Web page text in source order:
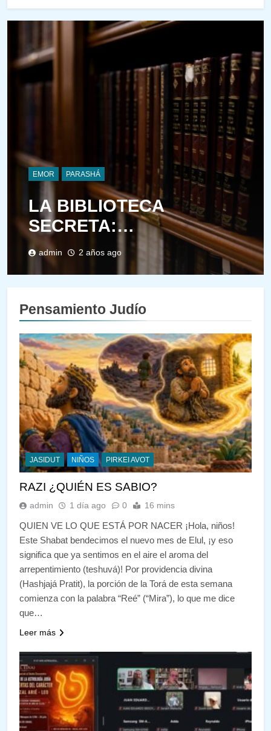
EMOR PARASHÁ
LA BIBLIOTECA
SECRETA:
INTRODUCCIÓN A LA
DIMENSIÓN INTERIOR
admin 2 años ago
Pensamiento Judío
JASIDUT NIÑOS PIRKEI AVOT
RAZI ¿QUIÉN ES SABIO?
admin 1 día ago 0 16 mins
QUIEN VE LO QUE ESTÁ POR NACER ¡Hola, niños!
Este Shabat bendecimos el nuevo mes de Elul, ¡y eso
significa que ya sentimos en el aire el aroma del
arrepentimiento (teshuvá)! Por providencia divina
(Hashjajá Pratit), la porción de la Torá de esta semana
comienza con la palabra “Reé” (“Mira”), lo que me dice
que…
Leer más